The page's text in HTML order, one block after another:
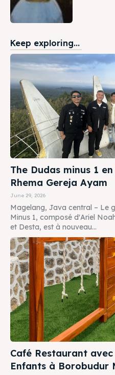
Keep exploring...
The Dudas minus 1
Rhema Gereja Ayam
June 29, 2026
Magelang, Java central – Le
Minus 1, composé d'Ariel
et Desta, est à nouveau...
Café Restaurant
Enfants à Borobudur